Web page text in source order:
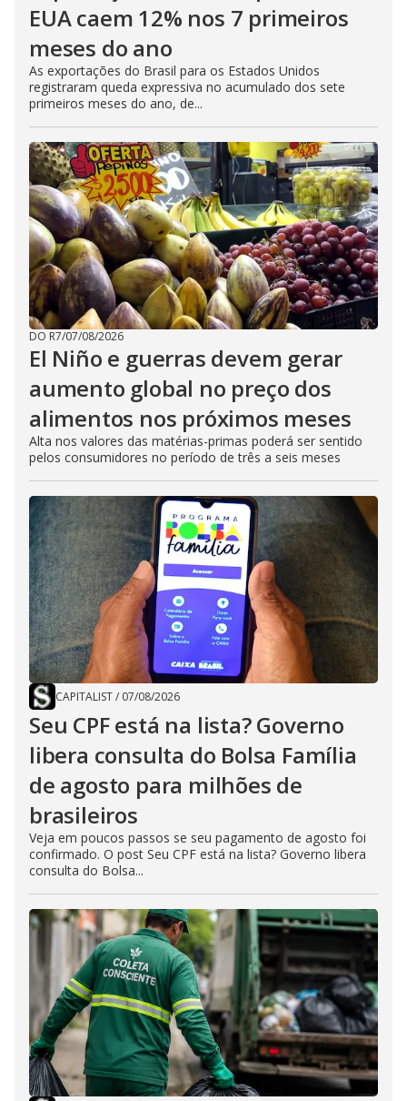
EUA caem 12% nos 7 primeiros
meses do ano
As exportações do Brasil para os Estados Unidos
registraram queda expressiva no acumulado dos sete
primeiros meses do ano, de...
DO R7/07/08/2026
El Niño e guerras devem gerar
aumento global no preço dos
alimentos nos próximos meses
Alta nos valores das matérias-primas poderá ser sentido
pelos consumidores no período de três a seis meses
CAPITALIST/ 07/08/2026
Seu CPF está na lista? Governo
libera consulta do Bolsa Família
de agosto para milhões de
brasileiros
Veja em poucos passos se seu pagamento de agosto foi
confirmado. O post Seu CPF está na lista? Governo libera
consulta do Bolsa...